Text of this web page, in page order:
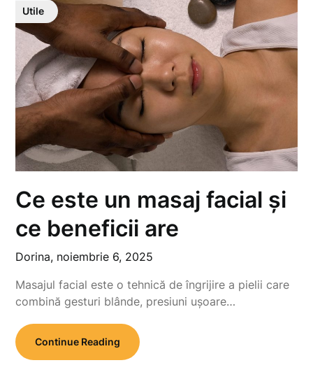
Utile
Ce este un masaj facial și
ce beneficii are
Dorina, noiembrie 6, 2025
Masajul facial este o tehnică de îngrijire a pielii care
combină gesturi blânde, presiuni ușoare…
Continue Reading